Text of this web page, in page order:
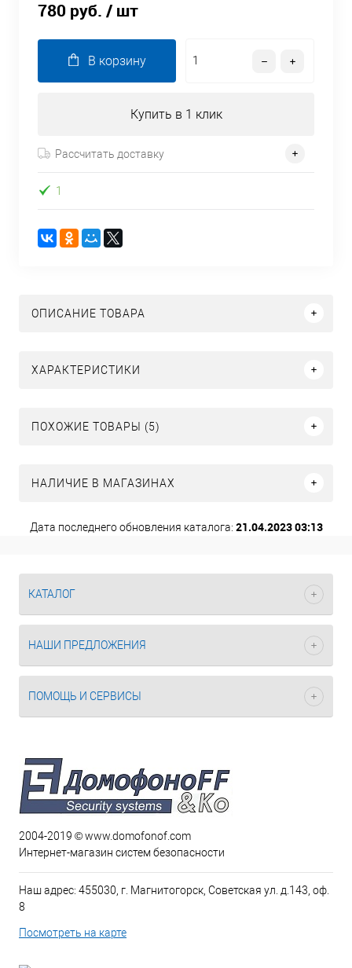
780 руб. / шт
В корзину
Купить в 1 клик
Рассчитать доставку
1
ОПИСАНИЕ ТОВАРА
ХАРАКТЕРИСТИКИ
ПОХОЖИЕ ТОВАРЫ (5)
НАЛИЧИЕ В МАГАЗИНАХ
Дата последнего обновления каталога: 21.04.2023 03:13
КАТАЛОГ
НАШИ ПРЕДЛОЖЕНИЯ
ПОМОЩЬ И СЕРВИСЫ
2004-2019 © www.domofonof.com
Интернет-магазин систем безопасности
Наш адрес: 455030, г. Магнитогорск, Советская ул. д.143, оф.
8
Посмотреть на карте